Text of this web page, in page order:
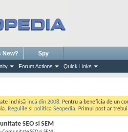
Forum Actions Quick Links
New? Spy
inchisă incă din 2008. Pentru a beneficia de un
Regulile si politica Seopedia. Primul post ar
SEO si SEM